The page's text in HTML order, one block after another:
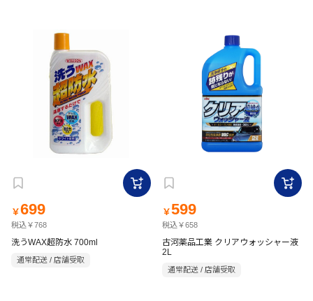
￥699
税込￥768
洗うWAX超防水 700ml
通常配送 / 店舗受取
￥599
税込￥658
古河薬品工業 クリアウォッシャー液
2L
通常配送 / 店舗受取